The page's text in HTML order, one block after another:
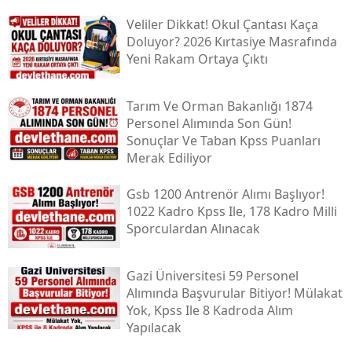
Veliler Dikkat! Okul Çantası Kaça
Doluyor? 2026 Kırtasiye Masrafında
Yeni Rakam Ortaya Çıktı
Tarım Ve Orman Bakanlığı 1874
Personel Alımında Son Gün!
Sonuçlar Ve Taban Kpss Puanları
Merak Ediliyor
Gsb 1200 Antrenör Alımı Başlıyor!
1022 Kadro Kpss Ile, 178 Kadro Milli
Sporculardan Alınacak
Gazi Üniversitesi 59 Personel
Alımında Başvurular Bitiyor! Mülakat
Yok, Kpss Ile 8 Kadroda Alım
Yapılacak